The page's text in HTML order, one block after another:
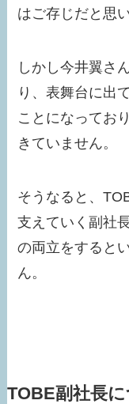
はご存じだと思
しかし今井翼さ
り、表舞台に出
ことになってお
きていません。
そうなると、
支えていく副社
の両立をすると
ん。
TOBE副社長